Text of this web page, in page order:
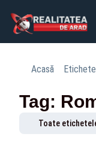
Acasă Etichete
Tag:
Toate